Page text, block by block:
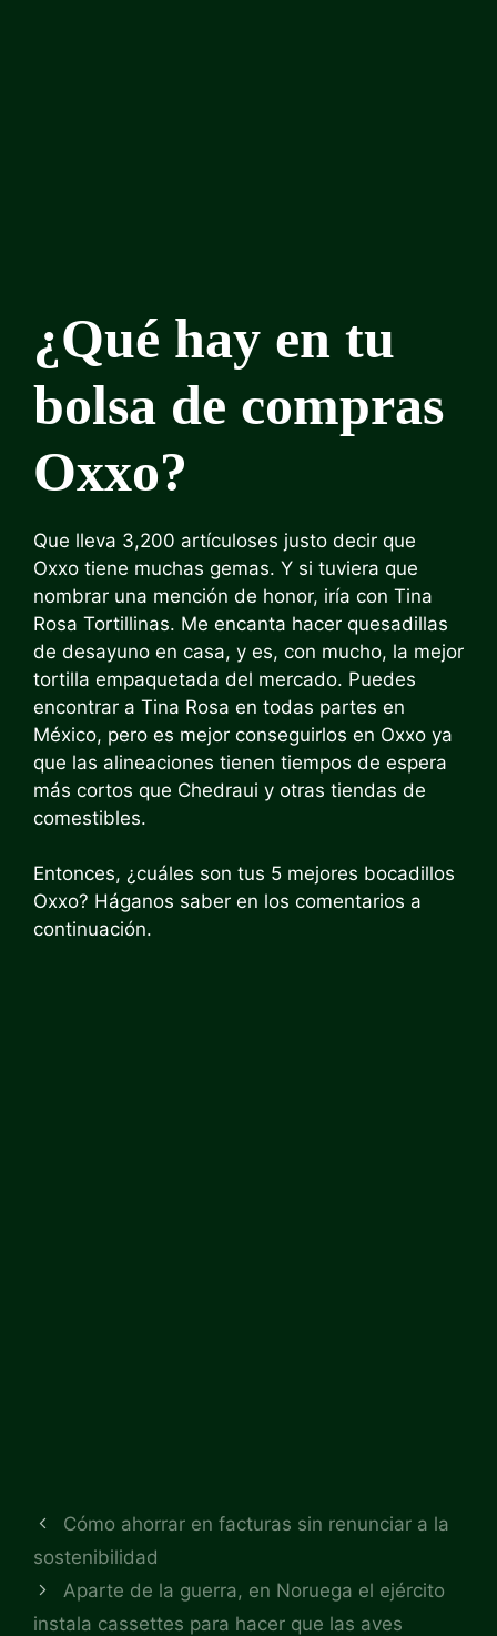
¿Qué hay en tu
bolsa de compras
Oxxo?
Que lleva 3,200 artículoses justo decir que
Oxxo tiene muchas gemas. Y si tuviera que
nombrar una mención de honor, iría con Tina
Rosa Tortillinas. Me encanta hacer quesadillas
de desayuno en casa, y es, con mucho, la mejor
tortilla empaquetada del mercado. Puedes
encontrar a Tina Rosa en todas partes en
México, pero es mejor conseguirlos en Oxxo ya
que las alineaciones tienen tiempos de espera
más cortos que Chedraui y otras tiendas de
comestibles.
Entonces, ¿cuáles son tus 5 mejores bocadillos
Oxxo? Háganos saber en los comentarios a
continuación.
Cómo ahorrar en facturas sin renunciar a la
sostenibilidad
Aparte de la guerra, en Noruega el ejército
instala cassettes para hacer que las aves